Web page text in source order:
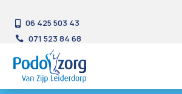
06 425 503 43
 071 523 84 68